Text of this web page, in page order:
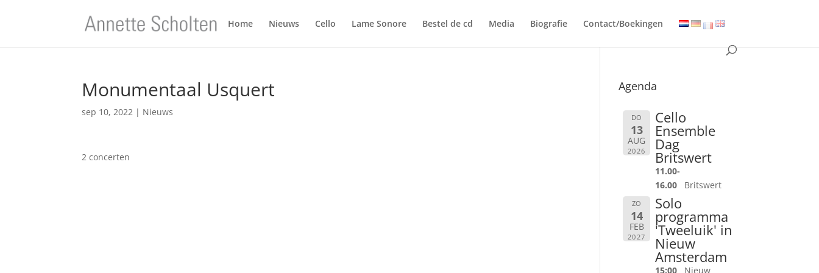
Home Nieuws Cello Lame Sonore Bestel de cd Media Biografie Contact/Boekingen
Monumentaal Usquert
sep 10, 2022 | Nieuws
2 concerten
Agenda
DO
13
AUG
2026
Cello
Ensemble
Dag
Britswert
11.00-
16.00
Britswert
ZO
14
FEB
2027
Solo
programma
'Tweeluik' in
Nieuw
Amsterdam
15:00
Nieuw